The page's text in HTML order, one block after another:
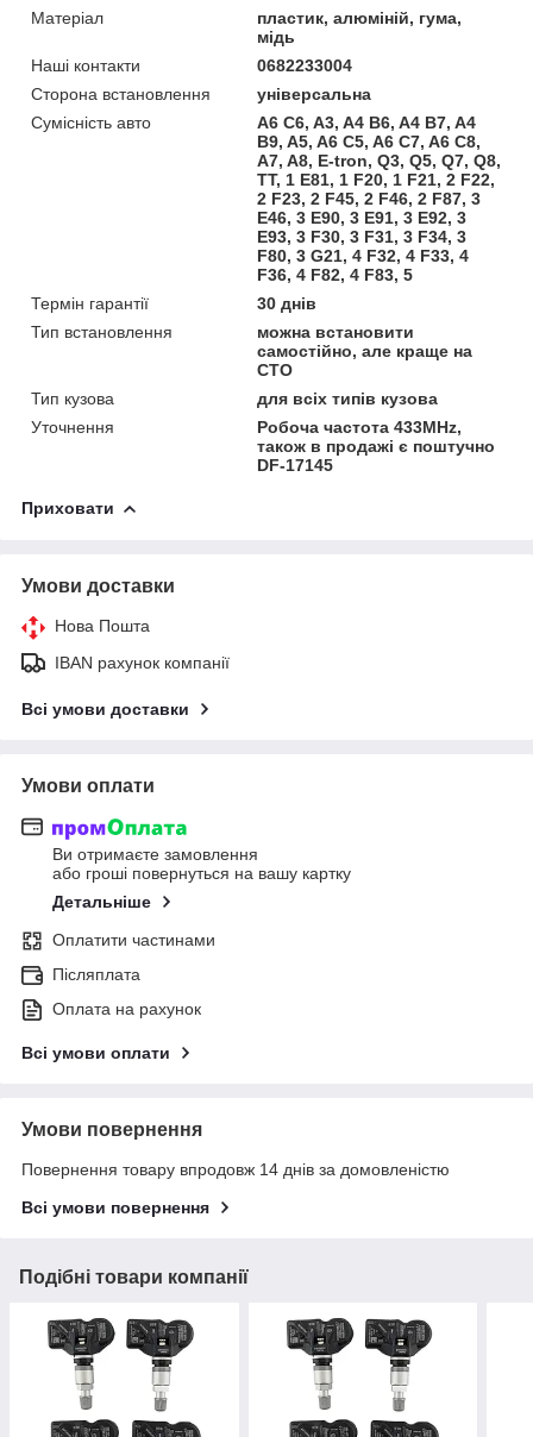
Матеріал
пластик, алюміній, гума,
мідь
Наші контакти
0682233004
Сторона встановлення
універсальна
Сумісність авто
A6 C6, A3, A4 B6, A4 B7, A4
B9, A5, A6 C5, A6 C7, A6 C8,
A7, A8, E-tron, Q3, Q5, Q7, Q8,
TT, 1 E81, 1 F20, 1 F21, 2 F22,
2 F23, 2 F45, 2 F46, 2 F87, 3
E46, 3 E90, 3 E91, 3 E92, 3
E93, 3 F30, 3 F31, 3 F34, 3
F80, 3 G21, 4 F32, 4 F33, 4
F36, 4 F82, 4 F83, 5
Термін гарантії
30 днів
Тип встановлення
можна встановити
самостійно, але краще на
СТО
Тип кузова
для всіх типів кузова
Уточнення
Робоча частота 433MHz,
також в продажі є поштучно
DF-17145
Приховати
Умови доставки
Нова Пошта
IBAN рахунок компанії
Всі умови доставки
Умови оплати
Ви отримаєте замовлення
або гроші повернуться на вашу картку
Детальніше
Оплатити частинами
Післяплата
Оплата на рахунок
Всі умови оплати
Умови повернення
Повернення товару впродовж 14 днів за домовленістю
Всі умови повернення
Подібні товари компанії